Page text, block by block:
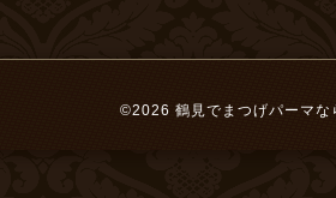
©2026 鶴見でまつげパーマな